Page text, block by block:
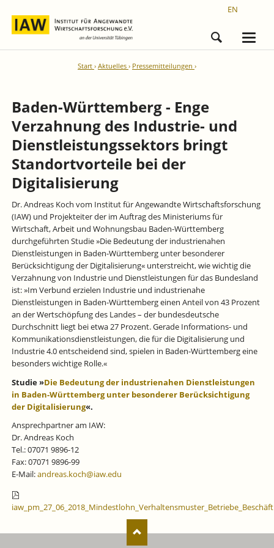
EN
Start Aktuelles Pressemitteilungen
Baden-Württemberg - Enge
Verzahnung des Industrie- und
Dienstleistungssektors bringt
Standortvorteile bei der
Digitalisierung
Dr. Andreas Koch vom Institut für Angewandte Wirtschaftsforschung
(IAW) und Projekteiter der im Auftrag des Ministeriums für
Wirtschaft, Arbeit und Wohnungsbau Baden-Württemberg
durchgeführten Studie »Die Bedeutung der industrienahen
Dienstleistungen in Baden-Württemberg unter besonderer
Berücksichtigung der Digitalisierung« unterstreicht, wie wichtig die
Verzahnung von Industrie und Dienstleistungen für das Bundesland
ist: »Im Verbund erzielen Industrie und industrienahe
Dienstleistungen in Baden-Württemberg einen Anteil von 43 Prozent
an der Wertschöpfung des Landes – der bundesdeutsche
Durchschnitt liegt bei etwa 27 Prozent. Gerade Informations- und
Kommunikationsdienstleistungen, die für die Digitalisierung und
Industrie 4.0 entscheidend sind, spielen in Baden-Württemberg eine
besonders wichtige Rolle.«
Studie »Die Bedeutung der industrienahen Dienstleistungen
in Baden-Württemberg unter besonderer Berücksichtigung
der Digitalisierung«.
Ansprechpartner am IAW:
Dr. Andreas Koch
Tel.: 07071 9896-12
Fax: 07071 9896-99
E-Mail:andreas.koch@iaw.edu